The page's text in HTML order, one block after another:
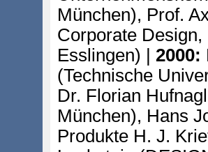
München), Prof.
Corporate
Esslingen) | 2000:
(Technische
Dr. Florian
München), Hans
Produkte H. J.